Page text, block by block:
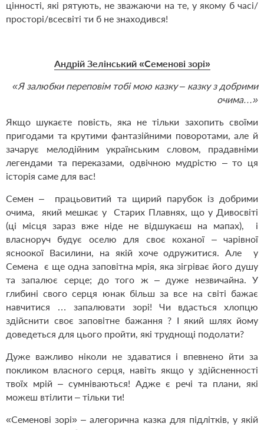
цінності, які рятують, не зважаючи на те, у якому б часі/
просторі/всесвіті ти б не знаходився!
Андрій Зелінський «Семенові зорі»
«Я залюбки переповім тобі мою казку – казку з добрими
очима…»
Якщо шукаєте повість, яка не тільки захопить своїми
пригодами та крутими фантазійними поворотами, але й
зачарує мелодійним українським словом, прадавніми
легендами та переказами, одвічною мудрістю – то ця
історія саме для вас!
Семен – працьовитий та щирий парубок із добрими
очима, який мешкає у Старих Плавнях, що у Дивосвіті
(ці місця зараз вже ніде не відшукаєш на мапах), і
власноруч будує оселю для своє коханої – чарівної
ясноокої Василини, на якій хоче одружитися. Але у
Семена є ще одна заповітна мрія, яка зігріває його душу
та запалює серце; до того ж – дуже незвичайна. У
глибині свого серця юнак більш за все на світі бажає
навчитися … запалювати зорі! Чи вдасться хлопцю
здійснити своє заповітне бажання ? І який шлях йому
доведеться для цього пройти, які труднощі подолати?
Дуже важливо ніколи не здаватися і впевнено йти за
покликом власного серця, навіть якщо у здійсненності
твоїх мрій – сумніваються! Адже є речі та плани, які
можеш втілити – тільки ти!
«Семенові зорі» – алегорична казка для підлітків, у якій